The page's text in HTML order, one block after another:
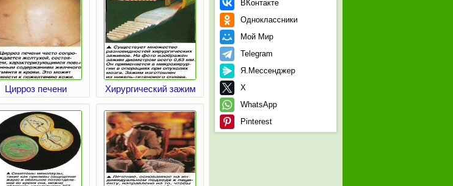
Цирроз печени Хирургический зажим
ВКонтакте
Одноклассники
Мой Мир
Telegram
Я.Мессенджер
X
WhatsApp
Pinterest